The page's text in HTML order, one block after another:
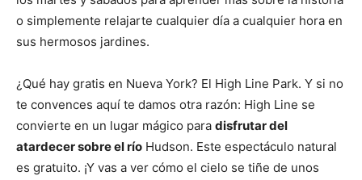
o simplemente relajarte cualquier día a cualquier hora en
sus hermosos jardines.
¿Qué hay gratis en Nueva York? El High Line Park. Y si no
te convences aquí te damos otra razón: High Line se
convierte en un lugar mágico para disfrutar del
atardecer sobre el río Hudson. Este espectáculo natural
es gratuito. ¡Y vas a ver cómo el cielo se tiñe de unos